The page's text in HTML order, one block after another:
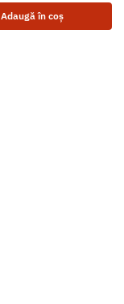
Adaugă în coș